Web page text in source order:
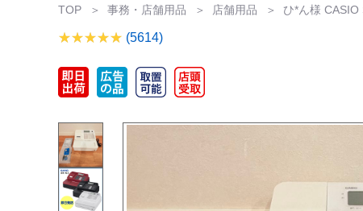
TOP 事務・店舗用品 店舗用品 ひ*ん様
(5614)